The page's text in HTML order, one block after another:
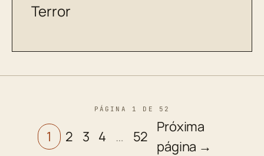
Terror
PÁGINA 1 DE 52
1 2 3 4 … 52
Próxima
página →